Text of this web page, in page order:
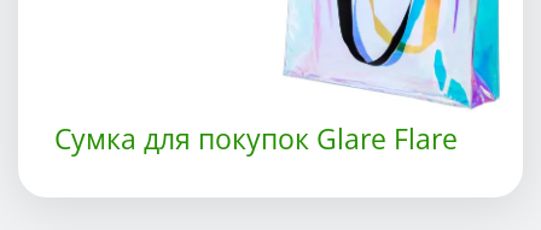
Сумка для покупок Glare Flare